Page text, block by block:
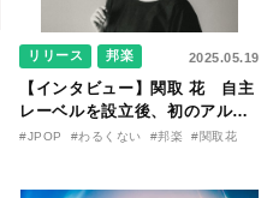
リリース 邦楽 2025.05.19
【インタビュー】関取 花 自主
レーベルを設立後、初のアルバ
ム『わるくない』に刻んだ想い
#JPOP #わるくない #邦楽 #関取花